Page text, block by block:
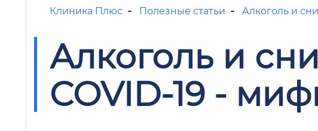
Клиника Плюс Полезные статьи Алкоголь и
Алкоголь и
COVID-19 -